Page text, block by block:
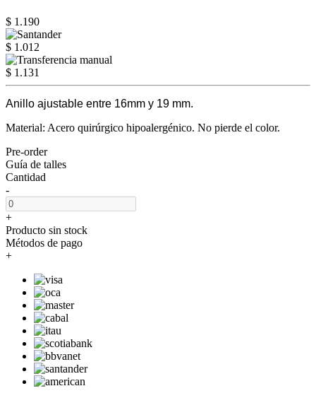
$ 1.190
$ 1.012
$ 1.131
Anillo ajustable entre 16mm y 19 mm.
Material: Acero quirúrgico hipoalergénico. No pierde el color.
Pre-order
Guía de talles
Cantidad
-
+
Producto sin stock
Métodos de pago
+